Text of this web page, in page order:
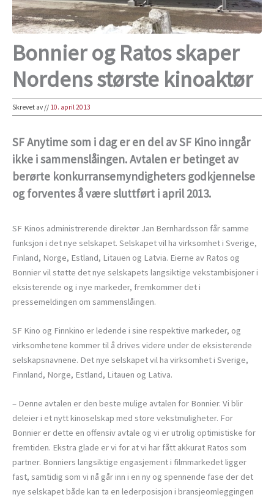
Bonnier og Ratos skaper
Nordens største kinoaktør
Skrevet av// 10. april 2013
SF Anytime som i dag er en del av SF Kino inngår
ikke i sammenslåingen. Avtalen er betinget av
berørte konkurransemyndigheters godkjennelse
og forventes å være sluttført i april 2013.
SF Kinos administrerende direktør Jan Bernhardsson får samme
funksjon i det nye selskapet. Selskapet vil ha virksomhet i Sverige,
Finland, Norge, Estland, Litauen og Latvia. Eierne av Ratos og
Bonnier vil støtte det nye selskapets langsiktige vekstambisjoner i
eksisterende og i nye markeder, fremkommer det i
pressemeldingen om sammenslåingen.
SF Kino og Finnkino er ledende i sine respektive markeder, og
virksomhetene kommer til å drives videre under de eksisterende
selskapsnavnene. Det nye selskapet vil ha virksomhet i Sverige,
Finnland, Norge, Estland, Litauen og Lativa.
– Denne avtalen er den beste mulige avtalen for Bonnier. Vi blir
deleier i et nytt kinoselskap med store vekstmuligheter. For
Bonnier er dette en offensiv avtale og vi er utrolig optimistiske for
fremtiden. Ekstra glade er vi for at vi har fått akkurat Ratos som
partner. Bonniers langsiktige engasjement i filmmarkedet ligger
fast, samtidig som vi nå går inn i en ny og spennende fase der det
nye selskapet både kan ta en lederposisjon i bransjeomleggingen